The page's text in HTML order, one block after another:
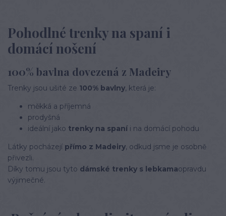
Pohodlné trenky na spaní i
domácí nošení
100% bavlna dovezená z Madeiry
Trenky jsou ušité ze 100% bavlny, která je:
měkká a příjemná
prodyšná
ideální jako trenky na spaní i na domácí pohodu
Látky pocházejí přímo z Madeiry, odkud jsme je osobně
přivezli.
Díky tomu jsou tyto dámské trenky s lebkamaopravdu
výjimečné.